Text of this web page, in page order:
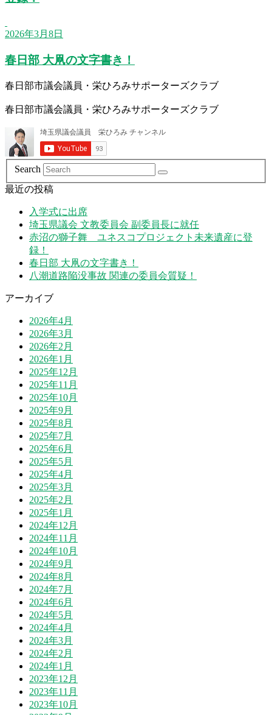
2026年3月8日
春日部 大凧の文字書き！
春日部市議会議員・栄ひろみサポーターズクラブ
春日部市議会議員・栄ひろみサポーターズクラブ
Search
最近の投稿
入学式に出席
埼玉県議会 文教委員会 副委員長に就任
赤沼の獅子舞 ユネスコプロジェクト未来遺産に登
録！
春日部 大凧の文字書き！
八潮道路陥没事故 関連の委員会質疑！
アーカイブ
2026年4月
2026年3月
2026年2月
2026年1月
2025年12月
2025年11月
2025年10月
2025年9月
2025年8月
2025年7月
2025年6月
2025年5月
2025年4月
2025年3月
2025年2月
2025年1月
2024年12月
2024年11月
2024年10月
2024年9月
2024年8月
2024年7月
2024年6月
2024年5月
2024年4月
2024年3月
2024年2月
2024年1月
2023年12月
2023年11月
2023年10月